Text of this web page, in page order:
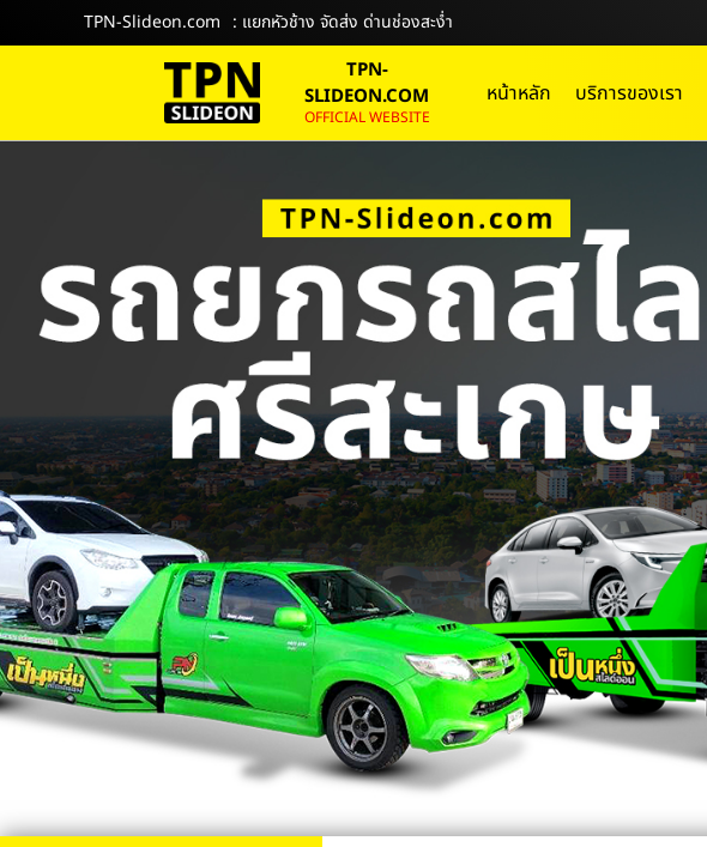
TPN-Slideon.com : แยกหัวช้าง จัดส่ง ด่านช่องสะง่ำ
TPN-
SLIDEON.COM
OFFICIAL WEBSITE
หน้าหลัก บริการของเรา